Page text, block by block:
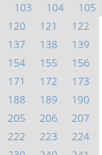
103 104
105
120 121
122
137 138
139
154 155
156
171 172
173
188 189
190
205 206
207
222 223
224